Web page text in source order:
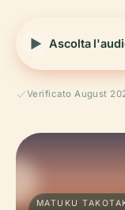
Ascolta
Verificato August
MATUKU